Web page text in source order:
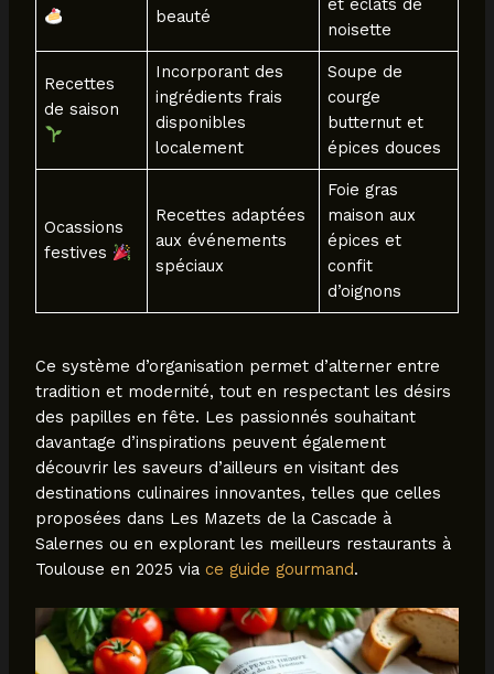
beauté
et éclats de
noisette
Recettes
de saison
Incorporant des
ingrédients frais
disponibles
localement
Soupe de
courge
butternut et
épices douces
Ocassions
festives
Recettes adaptées
aux événements
spéciaux
Foie gras
maison aux
épices et
confit
d’oignons
Ce système d’organisation permet d’alterner entre
tradition et modernité, tout en respectant les désirs
des papilles en fête. Les passionnés souhaitant
davantage d’inspirations peuvent également
découvrir les saveurs d’ailleurs en visitant des
destinations culinaires innovantes, telles que celles
proposées dans Les Mazets de la Cascade à
Salernes ou en explorant les meilleurs restaurants à
Toulouse en 2025 via ce guide gourmand.